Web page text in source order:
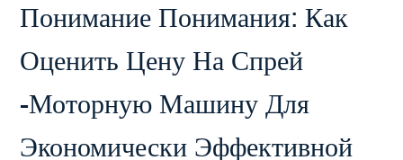
Понимание Понимания: Как
Оценить Цену На Спрей
-моторную Машину Для
Экономически Эффективной